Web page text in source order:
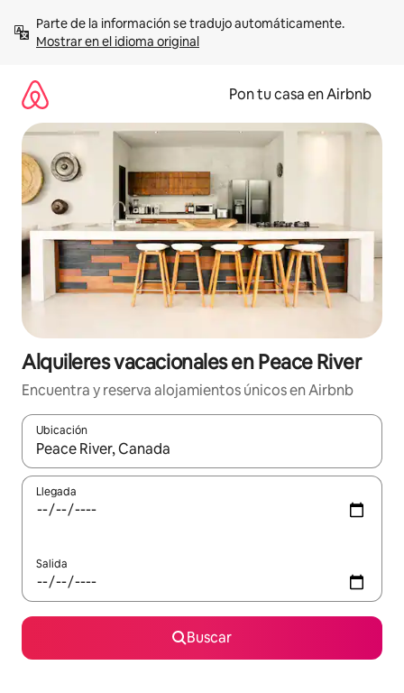
contenidoMostrar en el idioma original
Pon tu casa en Airbnb
Alquileres vacacionales en Peace River
Encuentra y reserva alojamientos únicos en Airbnb
Ubicación
Cuando los resultados estén disponibles, navega con las
Llegada
Salida
Buscar